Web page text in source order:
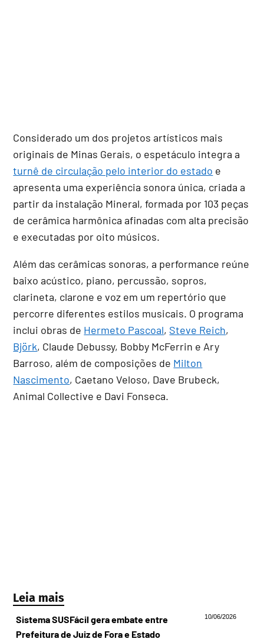
Considerado um dos projetos artísticos mais
originais de Minas Gerais, o espetáculo integra a
turnê de circulação pelo interior do estado e
apresenta uma experiência sonora única, criada a
partir da instalação Mineral, formada por 103 peças
de cerâmica harmônica afinadas com alta precisão
e executadas por oito músicos.
Além das cerâmicas sonoras, a performance reúne
baixo acústico, piano, percussão, sopros,
clarineta, clarone e voz em um repertório que
percorre diferentes estilos musicais. O programa
inclui obras de Hermeto Pascoal, Steve Reich,
Björk, Claude Debussy, Bobby McFerrin e Ary
Barroso, além de composições de Milton
Nascimento, Caetano Veloso, Dave Brubeck,
Animal Collective e Davi Fonseca.
Leia mais
10/06/2026
Sistema SUSFácil gera embate entre
Prefeitura de Juiz de Fora e Estado